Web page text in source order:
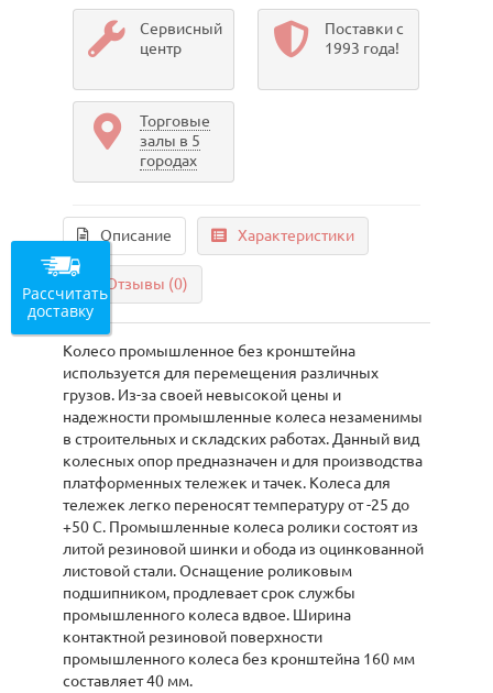
Сервисный
центр
Поставки с
1993 года!
Торговые
залы в 5
городах
Описание Характеристики
Отзывы (0)
Колесо промышленное без кронштейна
используется для перемещения различных
грузов. Из-за своей невысокой цены и
надежности промышленные колеса незаменимы
в строительных и складских работах. Данный вид
колесных опор предназначен и для производства
платформенных тележек и тачек. Колеса для
тележек легко переносят температуру от -25 до
+50 С. Промышленные колеса ролики состоят из
литой резиновой шинки и обода из оцинкованной
листовой стали. Оснащение роликовым
подшипником, продлевает срок службы
промышленного колеса вдвое. Ширина
контактной резиновой поверхности
промышленного колеса без кронштейна 160 мм
составляет 40 мм.
Рассчитать
доставку